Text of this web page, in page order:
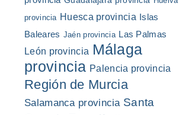
provincia Huesca provincia Islas
Baleares Jaén provincia Las Palmas
León provincia Málaga
provincia Palencia provincia
Región de Murcia
Salamanca provincia Santa